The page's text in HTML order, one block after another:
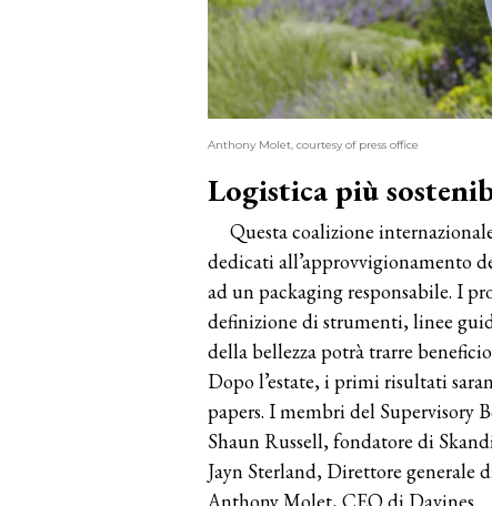
Anthony Molet, courtesy of press office
Logistica più
Questa coalizione
dedicati all’approvvigionamento
ad un packaging responsabile. I
definizione di strumenti, linee
della bellezza potrà trarre
Dopo l’estate, i primi risultati
papers. I membri del Supervisory
Shaun Russell, fondatore di
Jayn Sterland, Direttore generale
Anthony Molet, CEO di Davines